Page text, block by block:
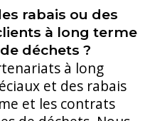
rabais ou des
à long terme
déchets ?
à long
et des rabais
et les contrats